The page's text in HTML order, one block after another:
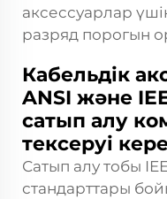
аксессуарлар
разряд порогын
Кабельдік
ANSI және
сатып алу
тексеруі
Сатып алу тобы
стандарттары